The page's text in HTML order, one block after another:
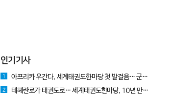
인기기사
1 아프리카 우간다, 세계태권도한마당 첫 발걸음… 군의관 콘데 "잊지 못할 경험"
2 테헤란로가 태권도로… 세계태권도한마당, 10년 만에 국기원서 개막!